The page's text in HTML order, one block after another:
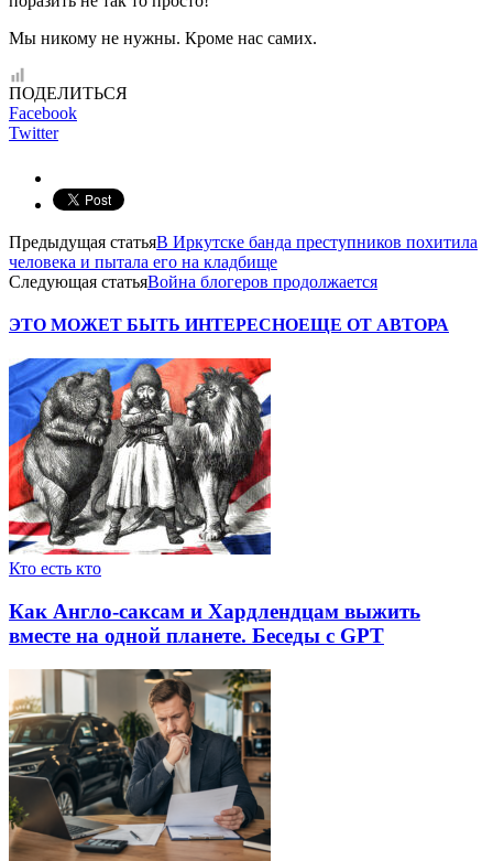
Мы никому не нужны. Кроме нас самих.
ПОДЕЛИТЬСЯ
Facebook
Twitter
Предыдущая статьяВ Иркутске банда преступников похитила
человека и пытала его на кладбище
Следующая статьяВойна блогеров продолжается
ЭТО МОЖЕТ БЫТЬ ИНТЕРЕСНОЕЩЕ ОТ АВТОРА
Кто есть кто
Как Англо-саксам и Хардлендцам выжить
вместе на одной планете. Беседы с GPT